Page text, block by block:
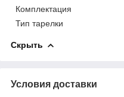
Комплектация
Тип тарелки
Скрыть
Условия доставки